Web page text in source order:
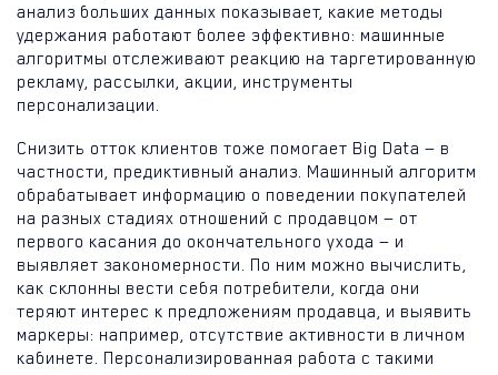
анализ больших данных показывает, какие методы
удержания работают более эффективно: машинные
алгоритмы отслеживают реакцию на таргетированную
рекламу, рассылки, акции, инструменты
персонализации.
Снизить отток клиентов тоже помогает Big Data — в
частности, предиктивный анализ. Машинный алгоритм
обрабатывает информацию о поведении покупателей
на разных стадиях отношений с продавцом — от
первого касания до окончательного ухода — и
выявляет закономерности. По ним можно вычислить,
как склонны вести себя потребители, когда они
теряют интерес к предложениям продавца, и выявить
маркеры: например, отсутствие активности в личном
кабинете. Персонализированная работа с такими